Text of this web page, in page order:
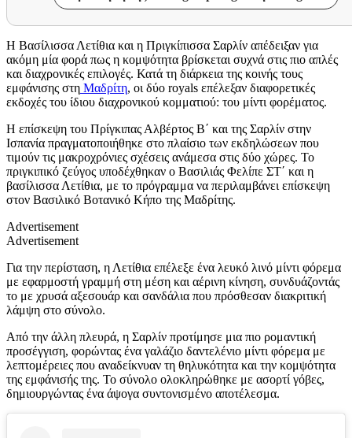
Η Βασίλισσα Λετίθια και η Πριγκίπισσα Σαρλίν απέδειξαν για
ακόμη μία φορά πως η κομψότητα βρίσκεται συχνά στις πιο απλές
και διαχρονικές επιλογές. Κατά τη διάρκεια της κοινής τους
εμφάνισης στη Μαδρίτη, οι δύο royals επέλεξαν διαφορετικές
εκδοχές του ίδιου διαχρονικού κομματιού: του μίντι φορέματος.
Η επίσκεψη του Πρίγκιπας Αλβέρτος Β΄ και της Σαρλίν στην
Ισπανία πραγματοποιήθηκε στο πλαίσιο των εκδηλώσεων που
τιμούν τις μακροχρόνιες σχέσεις ανάμεσα στις δύο χώρες. Το
πριγκιπικό ζεύγος υποδέχθηκαν ο Βασιλιάς Φελίπε ΣΤ΄ και η
βασίλισσα Λετίθια, με το πρόγραμμα να περιλαμβάνει επίσκεψη
στον Βασιλικό Βοτανικό Κήπο της Μαδρίτης.
Advertisement
Advertisement
Για την περίσταση, η Λετίθια επέλεξε ένα λευκό λινό μίντι φόρεμα
με εφαρμοστή γραμμή στη μέση και αέρινη κίνηση, συνδυάζοντάς
το με χρυσά αξεσουάρ και σανδάλια που πρόσθεσαν διακριτική
λάμψη στο σύνολο.
Από την άλλη πλευρά, η Σαρλίν προτίμησε μια πιο ρομαντική
προσέγγιση, φορώντας ένα γαλάζιο δαντελένιο μίντι φόρεμα με
λεπτομέρειες που αναδείκνυαν τη θηλυκότητα και την κομψότητα
της εμφάνισής της. Το σύνολο ολοκληρώθηκε με ασορτί γόβες,
δημιουργώντας ένα άψογα συντονισμένο αποτέλεσμα.